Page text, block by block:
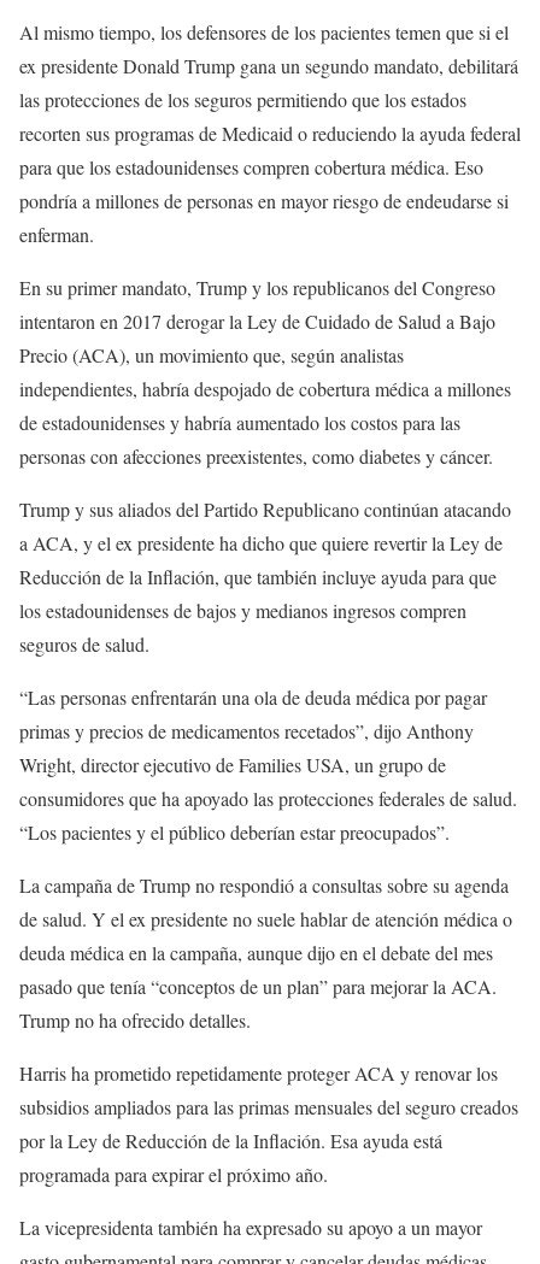
Al mismo tiempo, los defensores de los pacientes temen que si el
ex presidente Donald Trump gana un segundo mandato, debilitará
las protecciones de los seguros permitiendo que los estados
recorten sus programas de Medicaid o reduciendo la ayuda federal
para que los estadounidenses compren cobertura médica. Eso
pondría a millones de personas en mayor riesgo de endeudarse si
enferman.
En su primer mandato, Trump y los republicanos del Congreso
intentaron en 2017 derogar la Ley de Cuidado de Salud a Bajo
Precio (ACA), un movimiento que, según analistas
independientes, habría despojado de cobertura médica a millones
de estadounidenses y habría aumentado los costos para las
personas con afecciones preexistentes, como diabetes y cáncer.
Trump y sus aliados del Partido Republicano continúan atacando
a ACA, y el ex presidente ha dicho que quiere revertir la Ley de
Reducción de la Inflación, que también incluye ayuda para que
los estadounidenses de bajos y medianos ingresos compren
seguros de salud.
“Las personas enfrentarán una ola de deuda médica por pagar
primas y precios de medicamentos recetados”, dijo Anthony
Wright, director ejecutivo de Families USA, un grupo de
consumidores que ha apoyado las protecciones federales de salud.
“Los pacientes y el público deberían estar preocupados”.
La campaña de Trump no respondió a consultas sobre su agenda
de salud. Y el ex presidente no suele hablar de atención médica o
deuda médica en la campaña, aunque dijo en el debate del mes
pasado que tenía “conceptos de un plan” para mejorar la ACA.
Trump no ha ofrecido detalles.
Harris ha prometido repetidamente proteger ACA y renovar los
subsidios ampliados para las primas mensuales del seguro creados
por la Ley de Reducción de la Inflación. Esa ayuda está
programada para expirar el próximo año.
La vicepresidenta también ha expresado su apoyo a un mayor